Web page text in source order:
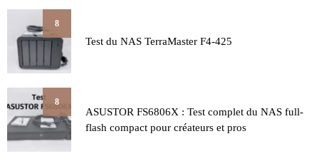
8
Test du NAS TerraMaster F4-425
8
ASUSTOR FS6806X : Test complet du NAS full-
flash compact pour créateurs et pros